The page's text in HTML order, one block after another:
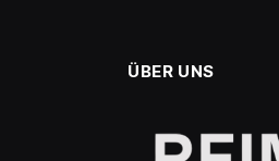
ÜBER UNS